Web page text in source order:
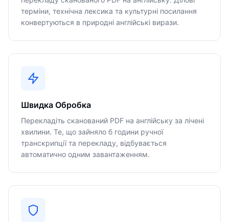
терміни, технічна лексика та культурні посилання
конвертуються в природні англійські вирази.
Швидка Обробка
Перекладіть сканований PDF на англійську за лічені
хвилини. Те, що зайняло б години ручної
транскрипції та перекладу, відбувається
автоматично одним завантаженням.